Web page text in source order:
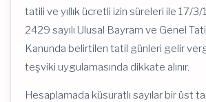
tatili ve yıllık ücretli izin süreleri ile 17/
2429 sayılı Ulusal Bayram ve Genel
Kanunda belirtilen tatil günleri gelir
teşviki uygulamasında dikkate alınır.
Hesaplamada küsuratlı sayılar bir üst